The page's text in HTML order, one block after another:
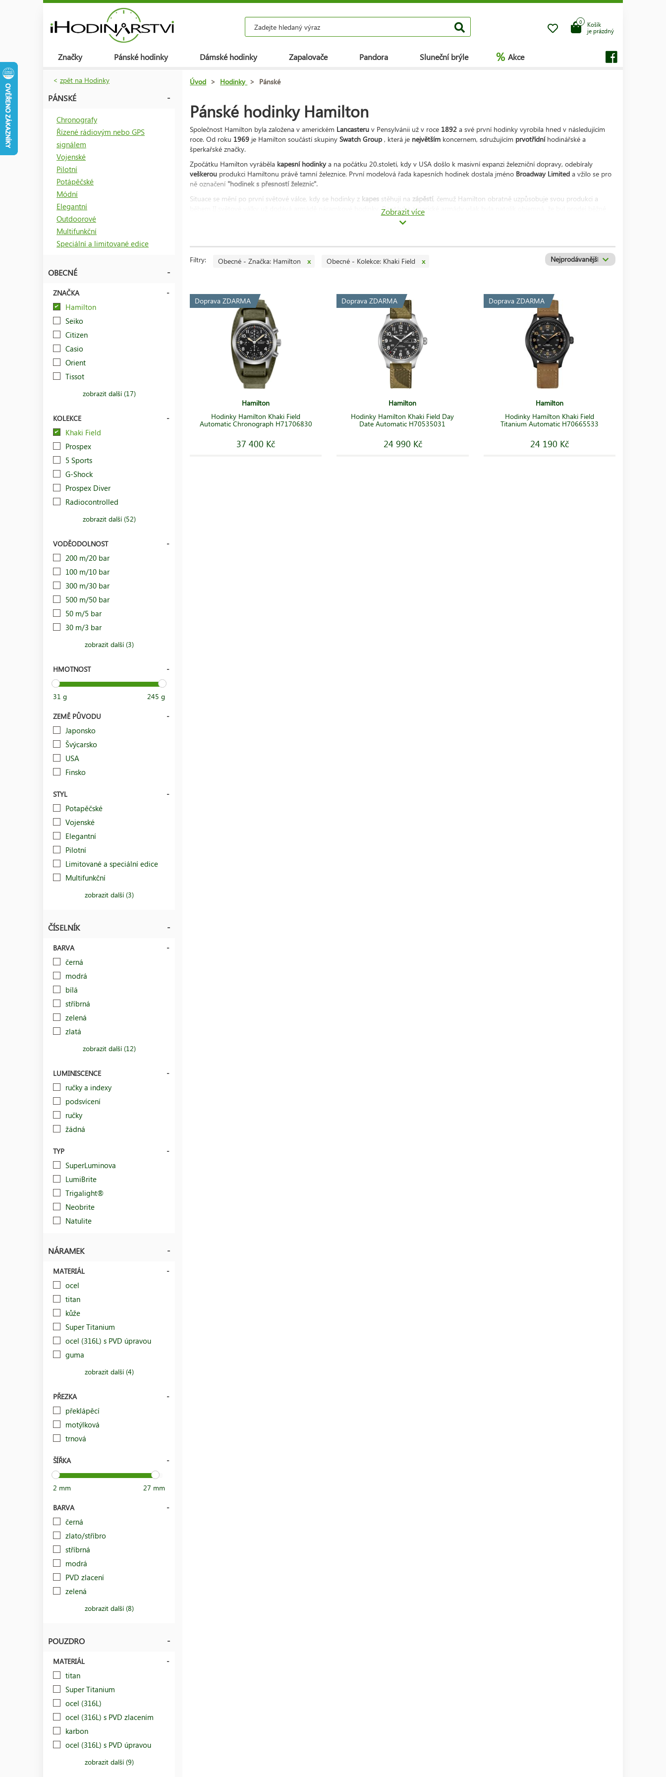
Košík
je prázdný
0
Značky Pánské hodinky Dámské hodinky Zapalovače Pandora Sluneční brýle % Akce
< zpět na Hodinky
PÁNSKÉ
Chronografy
Řízené rádiovým nebo GPS
signálem
Vojenské
Pilotní
Potápěčské
Módní
Elegantní
Outdoorové
Multifunkční
Speciální a limitované edice
OBECNÉ
ZNAČKA
Hamilton
Seiko
Citizen
Casio
Orient
Tissot
zobrazit další (17)
KOLEKCE
Khaki Field
Prospex
5 Sports
G-Shock
Prospex Diver
Radiocontrolled
zobrazit další (52)
VODĚODOLNOST
200 m/20 bar
100 m/10 bar
300 m/30 bar
500 m/50 bar
50 m/5 bar
30 m/3 bar
zobrazit další (3)
HMOTNOST
31 g 245 g
ZEMĚ PŮVODU
Japonsko
Švýcarsko
USA
Finsko
STYL
Potapěčské
Vojenské
Elegantní
Pilotní
Limitované a speciální edice
Multifunkční
zobrazit další (3)
ČÍSELNÍK
BARVA
černá
modrá
bílá
stříbrná
zelená
zlatá
zobrazit další (12)
LUMINISCENCE
ručky a indexy
podsvícení
ručky
žádná
TYP
SuperLuminova
LumiBrite
Trigalight®
Neobrite
Natulite
NÁRAMEK
MATERIÁL
ocel
titan
kůže
Super Titanium
ocel (316L) s PVD úpravou
guma
zobrazit další (4)
PŘEZKA
překlápěcí
motýlková
trnová
ŠÍŘKA
2 mm 27 mm
BARVA
černá
zlato/stříbro
stříbrná
modrá
PVD zlacení
zelená
zobrazit další (8)
POUZDRO
MATERIÁL
titan
Super Titanium
ocel (316L)
ocel (316L) s PVD zlacením
karbon
ocel (316L) s PVD úpravou
zobrazit další (9)
Úvod > Hodinky > Pánské
Pánské hodinky Hamilton
Společnost Hamilton byla založena v americkém Lancasteruv Pensylvánii už v roce 1892a své první hodinky vyrobila hned v následujícím
roce. Od roku 1969 je Hamilton součástí skupinySwatch Group , která je největším koncernem, sdružujícím prvotřídní hodinářské a
šperkařské značky.
Zpočátku Hamilton vyráběla kapesní hodinkya na počátku 20.století, kdy v USA došlo k masivní expanzi železniční dopravy, odebíraly
veškerou produkci Hamiltonu právě tamní železnice. První modelová řada kapesních hodinek dostala jméno Broadway Limiteda vžilo se pro
ně označení "hodinek s přesností železnic".
Situace se mění po první světové válce, kdy se hodinky z kapes stěhují na zápěstí, čemuž Hamilton obratně uzpůsobuje svou produkci a
během II.světové války už dodává armádě náramkové hodinky. Poptávka americké armády však byla natolik objemná, že byl prodej běžné
populaci v té době zcela zastaven. Hamilton si připisuje další úspěch v podobě výroby
hodinky, nechybí však ani quartzové modely. Hamilton u
svých hodinek používá výhradněšvýcarské strojkyETA , známé svouvysokou kvalitou, spolehlivostí a životností.
Zobrazit více
Filtry: Obecné - Značka: Hamilton x Obecné - Kolekce: Khaki Field x
Doprava ZDARMA
Hamilton
Hodinky Hamilton Khaki Field
Automatic Chronograph H71706830
37 400 Kč
Doprava ZDARMA
Hamilton
Hodinky Hamilton Khaki Field Day
Date Automatic H70535031
24 990 Kč
Doprava ZDARMA
Hamilton
Hodinky Hamilton Khaki Field
Titanium Automatic H70665533
24 190 Kč